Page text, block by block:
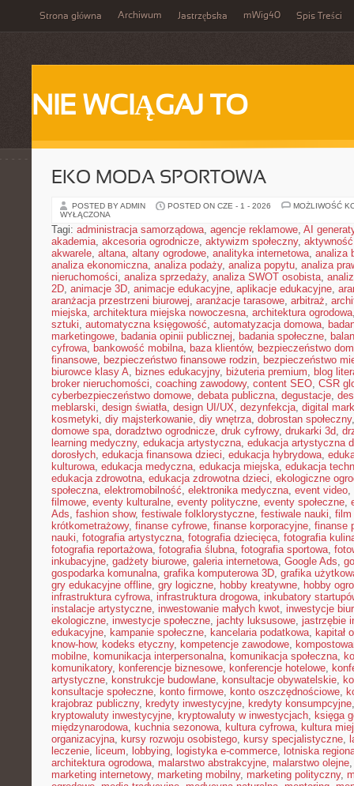
Strona główna Archiwum Jastrzębska mWig40 Spis Treści
NIE WCIĄGAJ TO
EKO MODA SPORTOWA
POSTED BY ADMIN POSTED ON CZE - 1 - 2026
MOŻLIWOŚĆ
WYŁĄCZONA
Tagi: administracja samorządowa, agencje reklamowe, AI
akademia, akcesoria ogrodnicze, aktywizm społeczny,
akwarele, altana, altany ogrodowe, analityka internetowa, analiza
analiza ekonomiczna, analiza podaży, analiza popytu, analiza
nieruchomości, analiza sprzedaży, analiza SWOT osobista,
2D, animacje 3D, animacje edukacyjne, aplikacje edukacyjne,
aranżacja przestrzeni biurowej, aranżacje tarasowe, arbitraż,
miejska, architektura miejska nowoczesna, architektura ogrodowa
sztuki, automatyczna księgowość, automatyzacja domowa,
marketingowe, badania opinii publicznej, badania społeczne,
cyfrowa, bankowość mobilna, baza klientów, bezpieczeństwo
finansowe, bezpieczeństwo finansowe rodzin, bezpieczeństwo
biurowce klasy A, biznes edukacyjny, biżuteria premium, blog
broker nieruchomości, coaching zawodowy, content SEO, CSR
cyberbezpieczeństwo domowe, debata publiczna, degustacje,
meblarski, design światła, design UI/UX, dezynfekcja, digital
kosmetyki, diy majsterkowanie, diy wnętrza, dobrostan społeczny
domowe spa, doradztwo ogrodnicze, druk cyfrowy, drukarki 3d,
learning medyczny, edukacja artystyczna, edukacja artystyczna
dorosłych, edukacja finansowa dzieci, edukacja hybrydowa,
kulturowa, edukacja medyczna, edukacja miejska, edukacja
edukacja zdrowotna, edukacja zdrowotna dzieci, ekologiczne
społeczna, elektromobilność, elektronika medyczna, event video,
filmowe, eventy kulturalne, eventy polityczne, eventy społeczne,
Ads, fashion show, festiwale folklorystyczne, festiwale nauki, film
krótkometrażowy, finanse cyfrowe, finanse korporacyjne, finanse
nauki, fotografia artystyczna, fotografia dziecięca, fotografia
fotografia reportażowa, fotografia ślubna, fotografia sportowa,
inkubacyjne, gadżety biurowe, galeria internetowa, Google Ads,
gospodarka komunalna, grafika komputerowa 3D, grafika
gry edukacyjne offline, gry logiczne, hobby kreatywne, hobby
infrastruktura cyfrowa, infrastruktura drogowa, inkubatory
instalacje artystyczne, inwestowanie małych kwot, inwestycje
ekologiczne, inwestycje społeczne, jachty luksusowe, jastrzębie
edukacyjne, kampanie społeczne, kancelaria podatkowa, kapitał
know-how, kodeks etyczny, kompetencje zawodowe,
mobilne, komunikacja interpersonalna, komunikacja społeczna,
komunikatory, konferencje biznesowe, konferencje hotelowe,
artystyczne, konstrukcje budowlane, konsultacje obywatelskie,
konsultacje społeczne, konto firmowe, konto oszczędnościowe,
krajobraz publiczny, kredyty inwestycyjne, kredyty konsumpcyjne
kryptowaluty inwestycyjne, kryptowaluty w inwestycjach, księga
międzynarodowa, kuchnia sezonowa, kultura cyfrowa, kultura
organizacyjna, kursy rozwoju osobistego, kursy specjalistyczne,
leczenie, liceum, lobbying, logistyka e-commerce, lotniska
architektura ogrodowa, malarstwo abstrakcyjne, malarstwo olejne
marketing internetowy, marketing mobilny, marketing polityczny,